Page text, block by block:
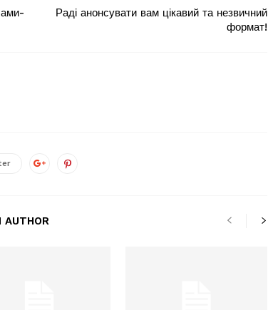
Раді анонсувати вам цікавий та незвичний
формат!
AUTHOR